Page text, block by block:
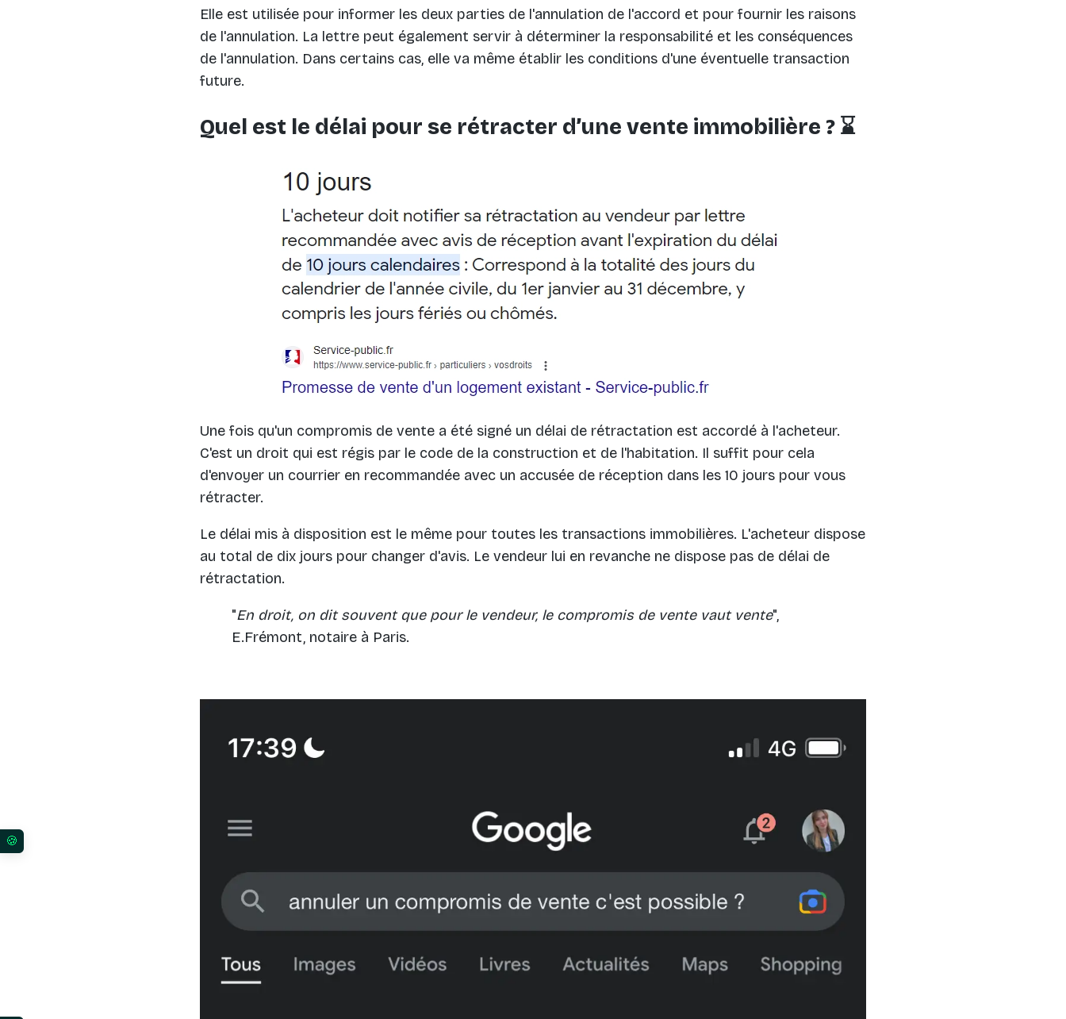
Elle est utilisée pour informer les deux parties de l'annulation de l'accord et pour fournir les raisons
de l'annulation. La lettre peut également servir à déterminer la responsabilité et les conséquences
de l'annulation. Dans certains cas, elle va même établir les conditions d'une éventuelle transaction
future.
Quel est le délai pour se rétracter d’une vente immobilière ? ⌛
Une fois qu'un compromis de vente a été signé un délai de rétractation est accordé à l'acheteur.
C'est un droit qui est régis par le code de la construction et de l'habitation. Il suffit pour cela
d'envoyer un courrier en recommandée avec un accusée de réception dans les 10 jours pour vous
rétracter.
Le délai mis à disposition est le même pour toutes les transactions immobilières. L'acheteur dispose
au total de dix jours pour changer d'avis. Le vendeur lui en revanche ne dispose pas de délai de
rétractation.
"En droit, on dit souvent que pour le vendeur, le compromis de vente vaut vente",
E.Frémont, notaire à Paris.